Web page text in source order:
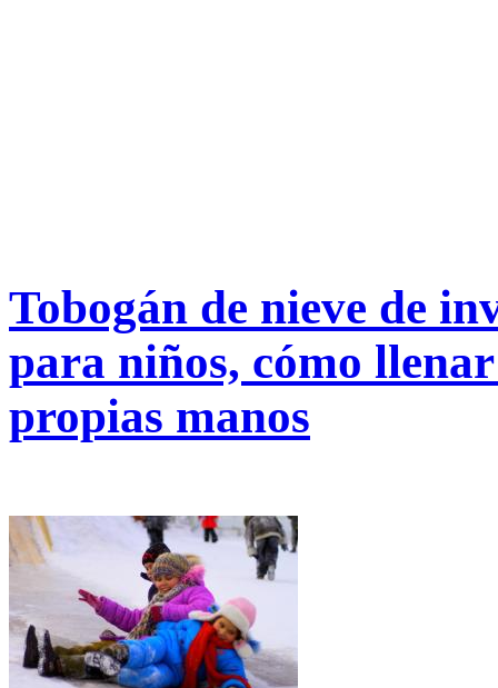
Tobogán de nieve de
para niños, cómo
propias manos